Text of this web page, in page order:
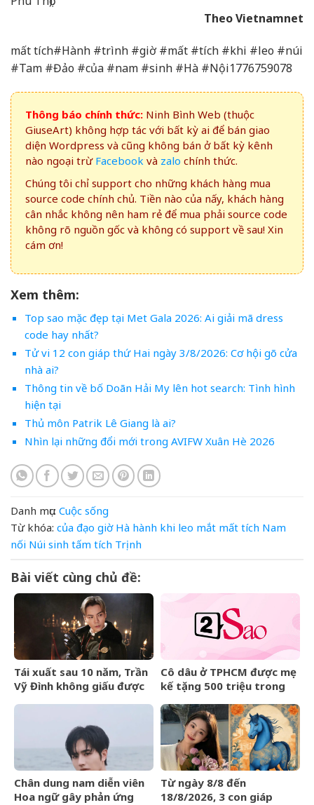
Theo Vietnamnet
mất tích#Hành #trình #giờ #mất #tích #khi #leo #núi
#Tam #Đảo #của #nam #sinh #Hà #Nội1776759078
Thông báo chính thức: Ninh Bình Web (thuộc
GiuseArt) không hợp tác với bất kỳ ai để bán giao
diện Wordpress và cũng không bán ở bất kỳ kênh
nào ngoại trừ Facebook và zalo chính thức.
Chúng tôi chỉ support cho những khách hàng mua
source code chính chủ. Tiền nào của nấy, khách hàng
cân nhắc không nên ham rẻ để mua phải source code
không rõ nguồn gốc và không có support về sau! Xin
cám ơn!
Xem thêm:
Top sao mặc đẹp tại Met Gala 2026: Ai giải mã dress
code hay nhất?
Tử vi 12 con giáp thứ Hai ngày 3/8/2026: Cơ hội gõ cửa
nhà ai?
Thông tin về bố Doãn Hải My lên hot search: Tình hình
hiện tại
Thủ môn Patrik Lê Giang là ai?
Nhìn lại những đổi mới trong AVIFW Xuân Hè 2026
Danh mục: Cuộc sống
Từ khóa: của đạo giờ Hà hành khi leo mắt mất tích Nam
nối Núi sinh tấm tích Trịnh
Bài viết cùng chủ đề:
Tái xuất sau 10 năm, Trần
Vỹ Đình không giấu được
Cô dâu ở TPHCM được mẹ
kế tặng 500 triệu trong
‘gây sốt’
Chân dung nam diễn viên
Hoa ngữ gây phản ứng
Từ ngày 8/8 đến
18/8/2026, 3 con giáp